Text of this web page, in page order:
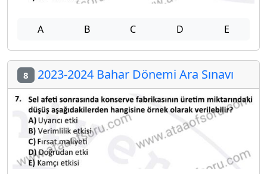
A B C D E
8 2023-2024 Bahar Dönemi Ara Sınavı